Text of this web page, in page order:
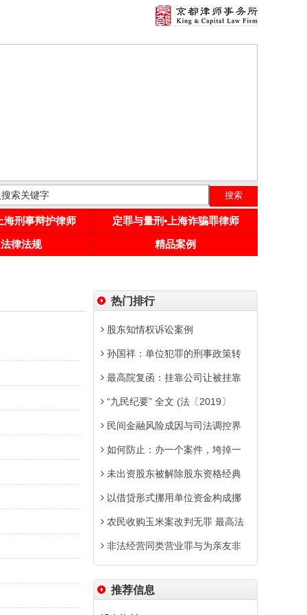
海刑事辩护律师
定罪与量刑•上海诈骗罪律师
律法规
精品案例
热门排行
股东知情权诉讼案例
孙国祥：单位犯罪的刑事政策转
最高院复函：挂靠公司让被挂靠
“九民纪要” 全文 (法〔2019〕
民间金融风险成因与司法调控界
如何防止：办一个案件，垮掉一
未出资股东被解除股东资格经典
以借贷形式挪用单位资金构成挪
农民收购玉米案改判无罪 最高法
非法经营同类营业罪与为亲友非
推荐信息